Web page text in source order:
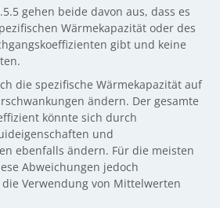
gehen beide davon aus, dass es
Wärmekapazität oder des
gibt und keine
die spezifische Wärmekapazität auf
ändern. Der gesamte
könnte sich durch
und
ebenfalls ändern. Für die meisten
Abweichungen jedoch
Verwendung von Mittelwerten